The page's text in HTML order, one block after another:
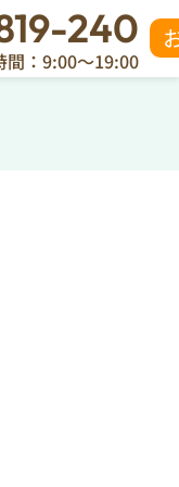
240
間：9:00～19:00